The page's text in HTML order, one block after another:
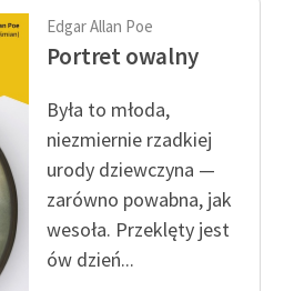
Edgar Allan Poe
Portret owalny
Była to młoda,
niezmiernie rzadkiej
urody dziewczyna —
zarówno powabna, jak
wesoła. Przeklęty jest
ów dzień...